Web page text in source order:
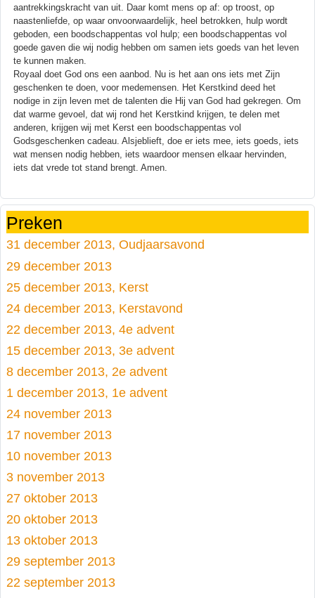
aantrekkingskracht van uit. Daar komt mens op af: op troost, op
naastenliefde, op waar onvoorwaardelijk, heel betrokken, hulp wordt
geboden, een boodschappentas vol hulp; een boodschappentas vol
goede gaven die wij nodig hebben om samen iets goeds van het leven
te kunnen maken.
Royaal doet God ons een aanbod. Nu is het aan ons iets met Zijn
geschenken te doen, voor medemensen. Het Kerstkind deed het
nodige in zijn leven met de talenten die Hij van God had gekregen. Om
dat warme gevoel, dat wij rond het Kerstkind krijgen, te delen met
anderen, krijgen wij met Kerst een boodschappentas vol
Godsgeschenken cadeau. Alsjeblieft, doe er iets mee, iets goeds, iets
wat mensen nodig hebben, iets waardoor mensen elkaar hervinden,
iets dat vrede tot stand brengt. Amen.
Preken
31 december 2013, Oudjaarsavond
29 december 2013
25 december 2013, Kerst
24 december 2013, Kerstavond
22 december 2013, 4e advent
15 december 2013, 3e advent
8 december 2013, 2e advent
1 december 2013, 1e advent
24 november 2013
17 november 2013
10 november 2013
3 november 2013
27 oktober 2013
20 oktober 2013
13 oktober 2013
29 september 2013
22 september 2013